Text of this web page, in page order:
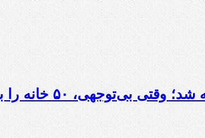
۵۰ خانه را به خاک نشاند- ویدئو